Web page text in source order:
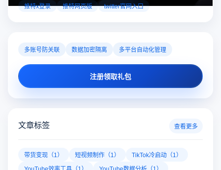
推特x登录一直出错怎么办啊？推特X登录不上
愁！云登多开浏览器凭借独立浏览器指纹、账号隔离、多开窗
对性解决登录难题，让推特X登录更稳定安全～
推特x登录
多账号防关联
注册领取礼包